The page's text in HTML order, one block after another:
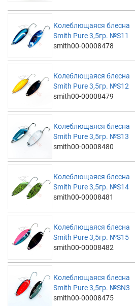
Колеблющаяся блесна
Smith Pure 3,5гр. №S11
smith00-00008478
Колеблющаяся блесна
Smith Pure 3,5гр. №S12
smith00-00008479
Колеблющаяся блесна
Smith Pure 3,5гр. №S13
smith00-00008480
Колеблющаяся блесна
Smith Pure 3,5гр. №S14
smith00-00008481
Колеблющаяся блесна
Smith Pure 3,5гр. №S15
smith00-00008482
Колеблющаяся блесна
Smith Pure 3,5гр. №SN3
smith00-00008475